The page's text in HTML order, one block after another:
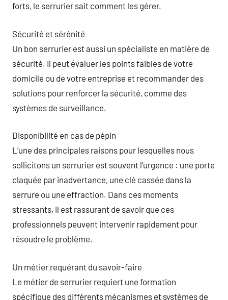
forts, le serrurier sait comment les gérer.
Sécurité et sérénité
Un bon serrurier est aussi un spécialiste en matière de
sécurité. Il peut évaluer les points faibles de votre
domicile ou de votre entreprise et recommander des
solutions pour renforcer la sécurité, comme des
systèmes de surveillance.
Disponibilité en cas de pépin
L’une des principales raisons pour lesquelles nous
sollicitons un serrurier est souvent l’urgence : une porte
claquée par inadvertance, une clé cassée dans la
serrure ou une effraction. Dans ces moments
stressants, il est rassurant de savoir que ces
professionnels peuvent intervenir rapidement pour
résoudre le problème.
Un métier requérant du savoir-faire
Le métier de serrurier requiert une formation
spécifique des différents mécanismes et systèmes de